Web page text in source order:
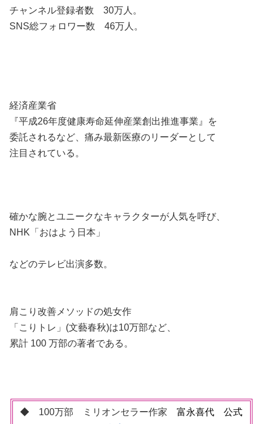
チャンネル登録者数 30万人。
SNS総フォロワー数 46万人。
経済産業省
『平成26年度健康寿命延伸産業創出推進事業』を
委託されるなど、痛み最新医療のリーダーとして
注目されている。
確かな腕とユニークなキャラクターが人気を呼び、
NHK「おはよう日本」
などのテレビ出演多数。
肩こり改善メソッドの処女作
「こりトレ」(文藝春秋)は10万部など、
累計 100 万部の著者である。
◆ 100万部 ミリオンセラー作家 富永喜代 公式